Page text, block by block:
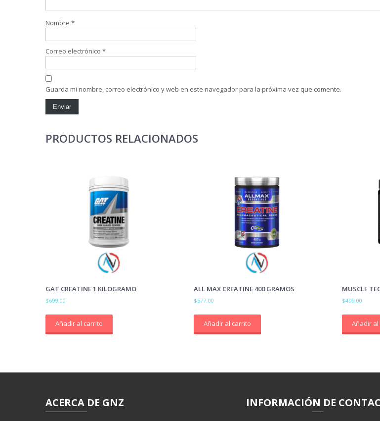
Nombre *
Correo electrónico *
Guarda mi nombre, correo electrónico y web en este navegador para la próxima vez que comente.
PRODUCTOS RELACIONADOS
GAT CREATINE 1 KILOGRAMO
$699.00
Añadir al carrito
ALL MAX CREATINE 400 GRAMOS
$577.00
Añadir al carrito
MUSCLE
$499.00
Añadir
ACERCA DE GNZ INFORMACIÓN DE